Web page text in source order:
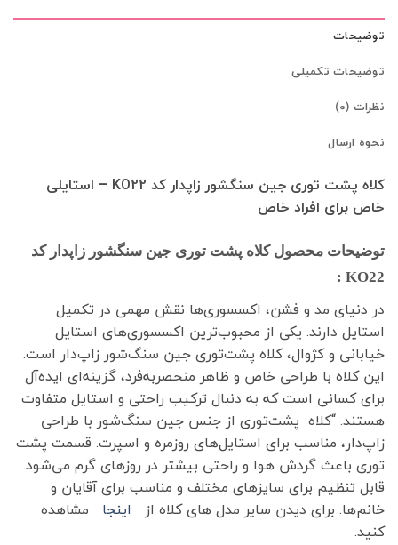
توضیحات
توضیحات تکمیلی
نظرات (0)
نحوه ارسال
کلاه پشت توری جین سنگشور زاپدار کد KO22 – استایلی
خاص برای افراد خاص
توضیحات محصول کلاه پشت توری جین سنگشور زاپدار کد
KO22 :
در دنیای مد و فشن، اکسسوری‌ها نقش مهمی در تکمیل
استایل دارند. یکی از محبوب‌ترین اکسسوری‌های استایل
خیابانی و کژوال، کلاه پشت‌توری جین سنگ‌شور زاپ‌دار است.
این کلاه با طراحی خاص و ظاهر منحصر‌به‌فرد، گزینه‌ای ایده‌آل
برای کسانی است که به دنبال ترکیب راحتی و استایل متفاوت
هستند. “کلاه پشت‌توری از جنس جین سنگ‌شور با طراحی
زاپ‌دار، مناسب برای استایل‌های روزمره و اسپرت. قسمت پشت
توری باعث گردش هوا و راحتی بیشتر در روزهای گرم می‌شود.
قابل تنظیم برای سایزهای مختلف و مناسب برای آقایان و
خانم‌ها. برای دیدن سایر مدل های کلاه از
اینجا
مشاهده
کنید.